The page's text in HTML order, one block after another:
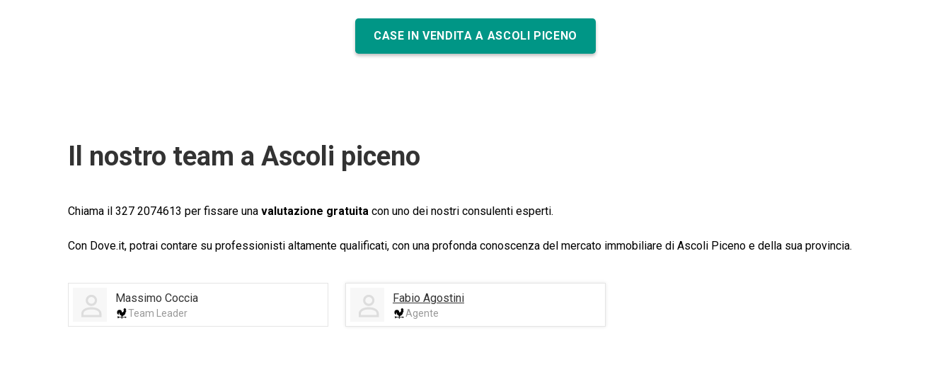
CASE IN VENDITA A ASCOLI PICENO
Il nostro team a Ascoli piceno
Chiama il 327 2074613 per fissare una valutazione gratuita con uno dei nostri consulenti esperti.
Con Dove.it, potrai contare su professionisti altamente qualificati, con una profonda conoscenza del mercato immobiliare di Ascoli Piceno e della sua provincia.
Massimo Coccia
Team Leader
Fabio Agostini
Agente